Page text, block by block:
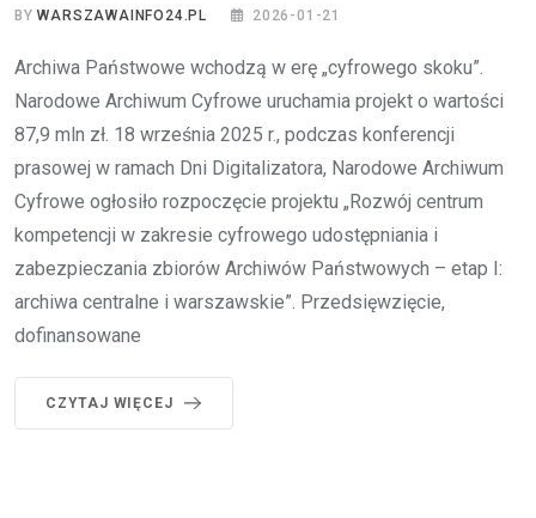
BYWARSZAWAINFO24.PL 2026-01-21
Archiwa Państwowe wchodzą w erę „cyfrowego skoku”.
Narodowe Archiwum Cyfrowe uruchamia projekt o wartości
87,9 mln zł. 18 września 2025 r., podczas konferencji
prasowej w ramach Dni Digitalizatora, Narodowe Archiwum
Cyfrowe ogłosiło rozpoczęcie projektu „Rozwój centrum
kompetencji w zakresie cyfrowego udostępniania i
zabezpieczania zbiorów Archiwów Państwowych – etap I:
archiwa centralne i warszawskie”. Przedsięwzięcie,
dofinansowane
CZYTAJ WIĘCEJ